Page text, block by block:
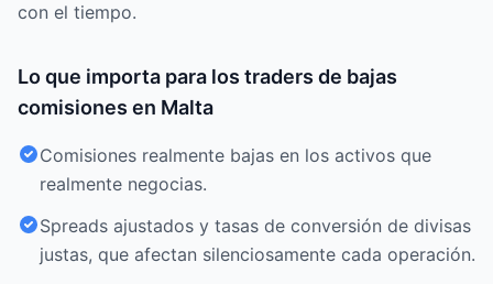
con el tiempo.
Lo que importa para los traders de bajas
comisiones en Malta
Comisiones realmente bajas en los activos que
realmente negocias.
Spreads ajustados y tasas de conversión de divisas
justas, que afectan silenciosamente cada operación.